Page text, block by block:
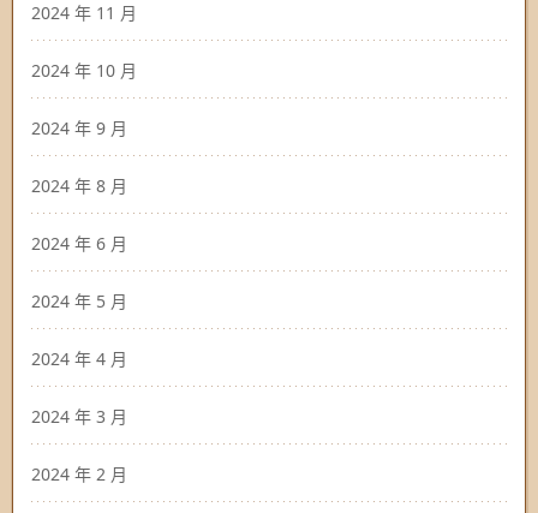
2024 年 11 月
2024 年 10 月
2024 年 9 月
2024 年 8 月
2024 年 6 月
2024 年 5 月
2024 年 4 月
2024 年 3 月
2024 年 2 月